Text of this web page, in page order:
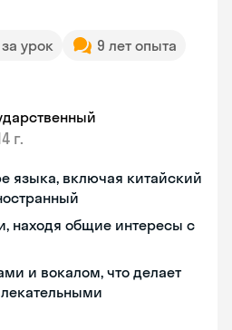
за урок
9 лет опыта
г.
языка, включая китайский
находя общие интересы с
и вокалом, что делает